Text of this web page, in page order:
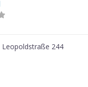
Leopoldstraße 244